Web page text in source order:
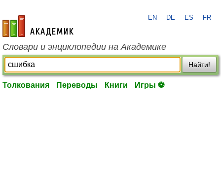
academic.ru
EN DE ES FR
Словари и энциклопедии на Академике
Найти!
Толкования Переводы Книги Игры ⚽